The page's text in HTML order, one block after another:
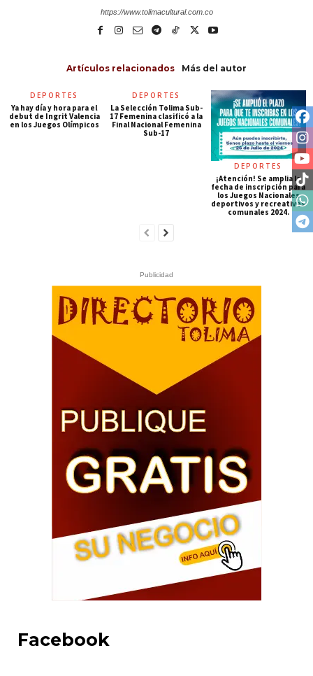
https://www.tolimacultural.com.co
Artículos relacionados Más del autor
DEPORTES
Ya hay día y hora para el
debut de Ingrit Valencia
en los Juegos Olímpicos
DEPORTES
La Selección Tolima Sub-
17 Femenina clasificó a la
Final Nacional Femenina
Sub-17
DEPORTES
¡Atención! Se amplia la
fecha de inscripción para
los Juegos Nacionales
deportivos y recreativos
comunales 2024.
Publicidad
Facebook